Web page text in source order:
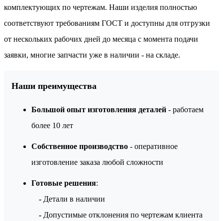
комплектующих по чертежам. Наши изделия полностью
соответствуют требованиям ГОСТ и доступны для отгрузки
от нескольких рабочих дней до месяца с момента подачи
заявки, многие запчасти уже в наличии - на складе.
Наши преимущества
Большой опыт изготовления деталей - работаем
более 10 лет
Собственное производство - оперативное
изготовление заказа любой сложности
Готовые решения:
- Детали в наличии
- Допустимые отклонения по чертежам клиента